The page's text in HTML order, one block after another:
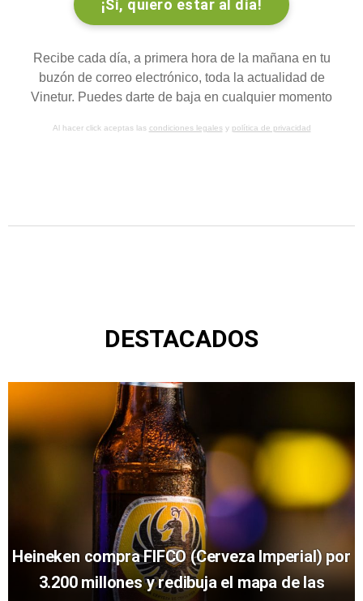
Recibe cada día, a primera hora de la mañana en tu
buzón de correo electrónico, toda la actualidad de
Vinetur. Puedes darte de baja en cualquier momento
Al hacer click aceptas las condiciones legalesy política de privacidad
DESTACADOS
Heineken compra FIFCO (Cerveza Imperial) por
3.200 millones y redibuja el mapa de las